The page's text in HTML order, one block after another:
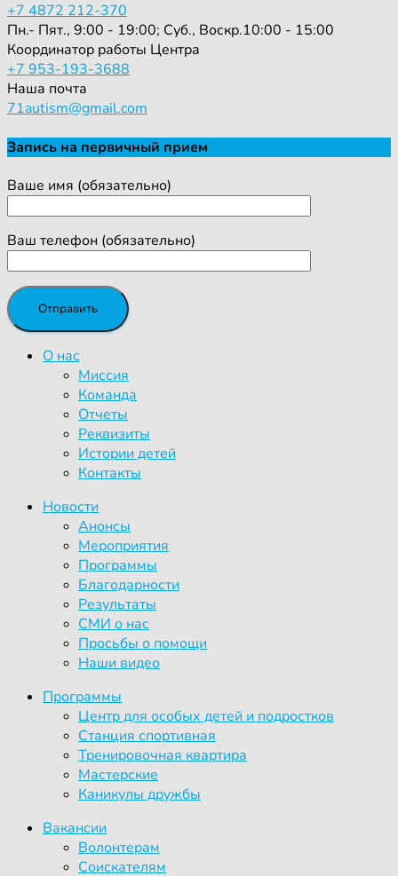
+7 4872 212-370
Пн.- Пят., 9:00 - 19:00; Суб., Воскр.10:00 - 15:00
Координатор работы Центра
+7 953-193-3688
Наша почта
71autism@gmail.com
Запись на первичный прием
Ваше имя (обязательно)
Ваш телефон (обязательно)
О нас
Миссия
Команда
Отчеты
Реквизиты
Истории детей
Контакты
Новости
Анонсы
Мероприятия
Программы
Благодарности
Результаты
СМИ о нас
Просьбы о помощи
Наши видео
Программы
Центр для особых детей и подростков
Станция спортивная
Тренировочная квартира
Мастерские
Каникулы дружбы
Вакансии
Волонтерам
Соискателям